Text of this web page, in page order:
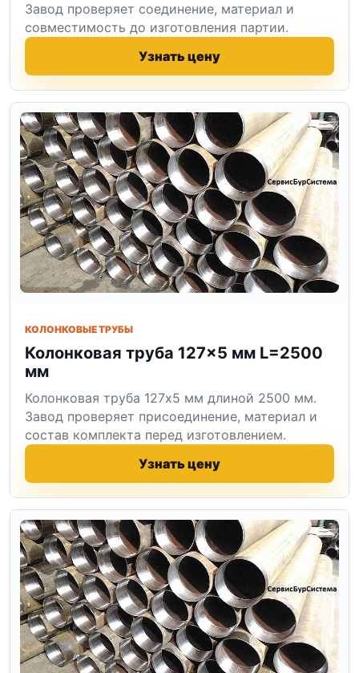
Завод проверяет соединение, материал и
совместимость до изготовления партии.
Узнать цену
КОЛОНКОВЫЕ ТРУБЫ
Колонковая труба 127×5 мм L=2500
мм
Колонковая труба 127x5 мм длиной 2500 мм.
Завод проверяет присоединение, материал и
состав комплекта перед изготовлением.
Узнать цену